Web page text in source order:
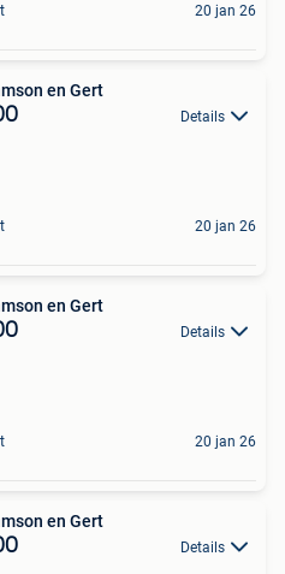
20 jan 26
en Gert
Details
20 jan 26
en Gert
Details
20 jan 26
en Gert
Details